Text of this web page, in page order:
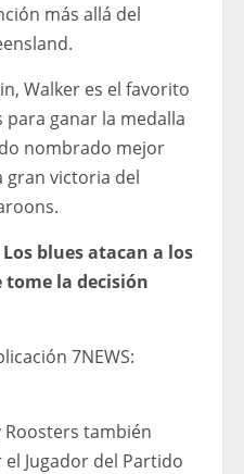
más allá del
Walker es el favorito
para ganar la medalla
nombrado mejor
gran victoria del
blues atacan a los
tome la decisión
7NEWS:
Roosters también
Jugador del Partido